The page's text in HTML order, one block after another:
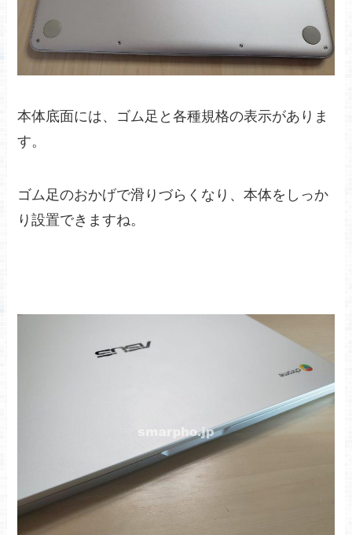
本体底面には、ゴム足と各種規格の表示がありま
す。
ゴム足のおかげで滑りづらくなり、本体をしっか
り設置できますね。